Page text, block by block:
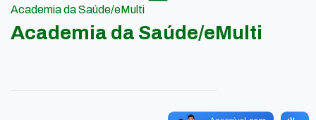
Academia da Saúde/eMulti
Academia da Saúde/eMulti